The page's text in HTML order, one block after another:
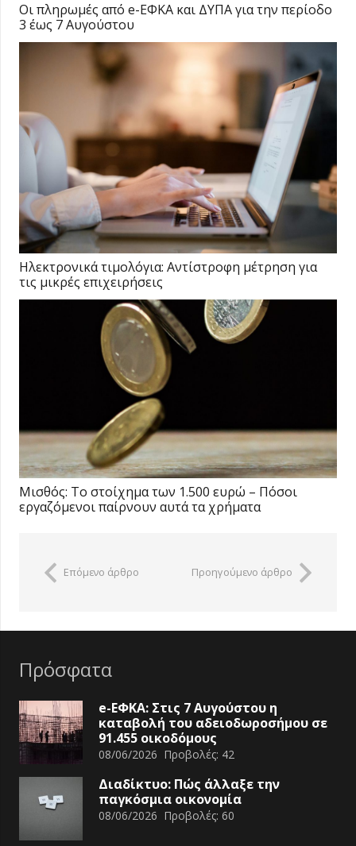
Οι πληρωμές από e-ΕΦΚΑ και ΔΥΠΑ για την περίοδο
3 έως 7 Αυγούστου
Ηλεκτρονικά τιμολόγια: Αντίστροφη μέτρηση για
τις μικρές επιχειρήσεις
Μισθός: Το στοίχημα των 1.500 ευρώ – Πόσοι
εργαζόμενοι παίρνουν αυτά τα χρήματα
Επόμενο άρθρο Προηγούμενο άρθρο
Πρόσφατα
e-ΕΦΚΑ: Στις 7 Αυγούστου η
καταβολή του αδειοδωροσήμου σε
91.455 οικοδόμους
08/06/2026 Προβολές: 42
Διαδίκτυο: Πώς άλλαξε την
παγκόσμια οικονομία
08/06/2026 Προβολές: 60